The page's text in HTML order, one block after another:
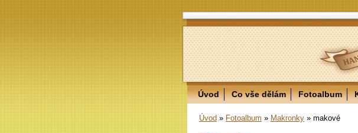
Úvod Co vše dělám Fotoalbum
Úvod » Fotoalbum » Makronky » makové